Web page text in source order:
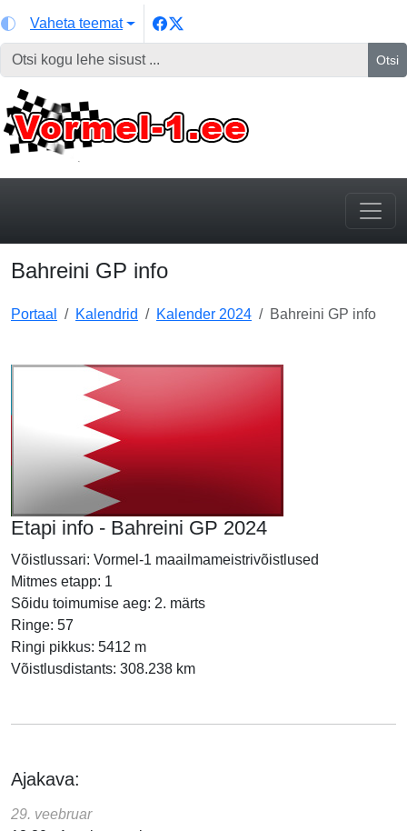
Vaheta teemat
Otsi
Bahreini GP info
Portaal Kalendrid Kalender 2024 Bahreini GP info
Etapi info - Bahreini GP 2024
Võistlussari: Vormel-1 maailmameistrivõistlused
Mitmes etapp: 1
Sõidu toimumise aeg: 2. märts
Ringe: 57
Ringi pikkus: 5412 m
Võistlusdistants: 308.238 km
Ajakava:
29. veebruar